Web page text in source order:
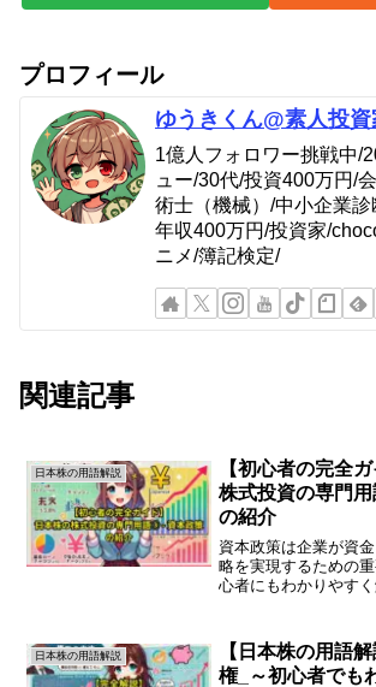
プロフィール
ゆうきくん@素人投資
1億人フォロワー挑戦中/
ュー/30代/投資400万円/
術士（機械）/中小企業
年収400万円/投資家/
ニメ/簿記検定/
関連記事
日本株の用語解説
【初心者の完全
株式投資の専門
の紹介
資本政策は企業が資
略を実現するための
心者にもわかりやすく
ることを指します。
には、適切な資金が
日本株の用語解説
【日本株の用語
権_～初心者でも